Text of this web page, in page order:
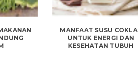
MANFAAT SUSU
UNTUK ENERGI DAN
KESEHATAN TUBUH